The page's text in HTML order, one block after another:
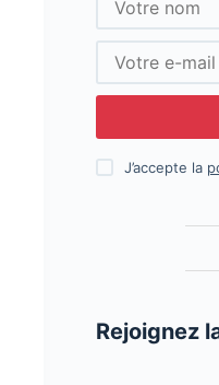
J’accepte la
Rejoignez